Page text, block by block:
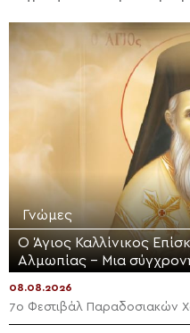
Γνώμες
Ο Άγιος Καλλίνικος
Αλμωπίας – Μια
08.08.2026
7ο Φεστιβάλ Παραδοσιακών